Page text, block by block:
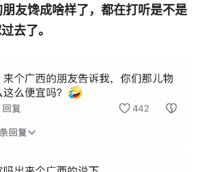
友馋成啥样了，都在打听是不是
去了。